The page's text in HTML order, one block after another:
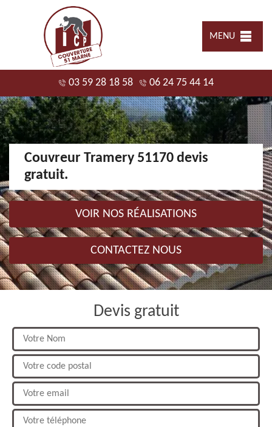
MENU
03 59 28 18 58 06 24 75 44 14
Couvreur Tramery 51170 devis
gratuit.
VOIR NOS RÉALISATIONS
CONTACTEZ NOUS
Devis gratuit